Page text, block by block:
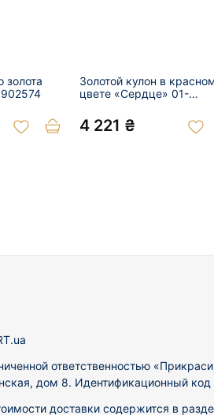
золота
Золотой кулон в
цвете «Сердце» 01-
4 221 ₴
ответственностью
дом 8. Идентификационный
доставки содержится в